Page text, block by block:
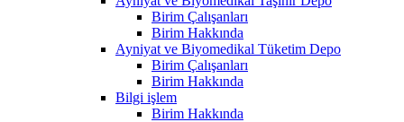
Birim Çalışanları
Birim Hakkında
Ayniyat ve Biyomedikal Tüketim Depo
Birim Çalışanları
Birim Hakkında
Bilgi işlem
Birim Hakkında